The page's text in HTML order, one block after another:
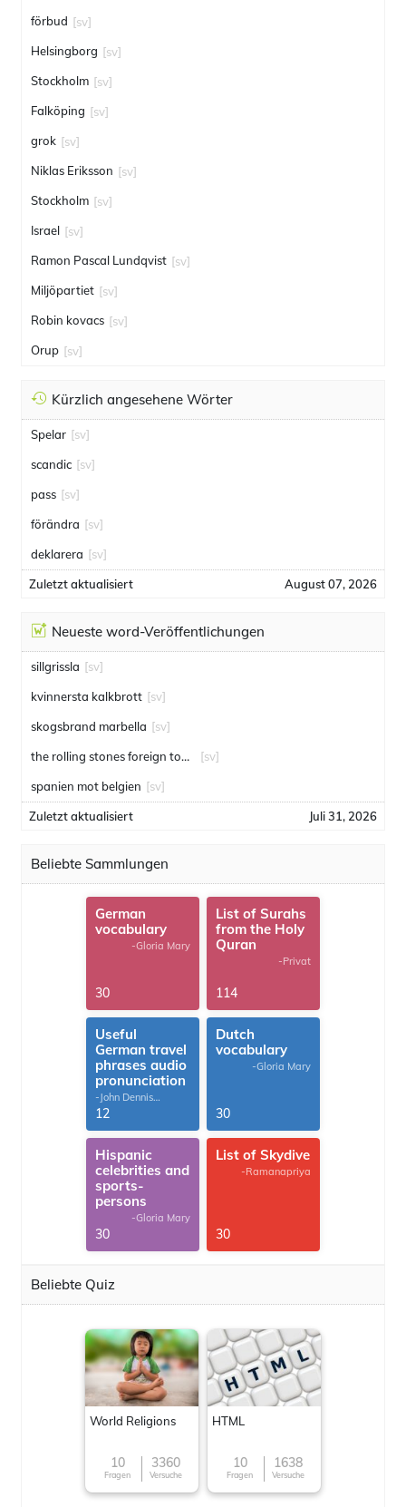
förbud [sv]
Helsingborg [sv]
Stockholm [sv]
Falköping [sv]
grok [sv]
Niklas Eriksson [sv]
Stockholm [sv]
Israel [sv]
Ramon Pascal Lundqvist [sv]
Miljöpartiet [sv]
Robin kovacs [sv]
Orup [sv]
Kürzlich angesehene Wörter
Spelar [sv]
scandic [sv]
pass [sv]
förändra [sv]
deklarera [sv]
Zuletzt aktualisiert August 07, 2026
Neueste word-Veröffentlichungen
sillgrissla [sv]
kvinnersta kalkbrott [sv]
skogsbrand marbella [sv]
the rolling stones foreign tongues [sv]
spanien mot belgien [sv]
Zuletzt aktualisiert Juli 31, 2026
Beliebte Sammlungen
German
vocabulary
-Gloria Mary
30
List of Surahs
from the Holy
Quran
-Privat
114
Useful
German travel
phrases audio
pronunciation
-John Dennis
G.Thomas
12
Dutch
vocabulary
-Gloria Mary
30
Hispanic
celebrities and
sports-
persons
-Gloria Mary
30
List of Skydive
-Ramanapriya
30
Beliebte Quiz
World Religions
10
Fragen
3360
Versuche
HTML
10
Fragen
1638
Versuche